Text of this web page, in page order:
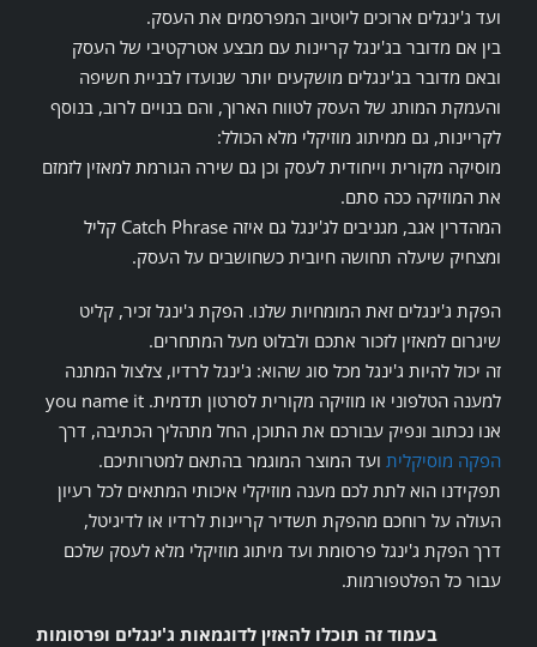
ועד ג'ינגלים ארוכים ליוטיוב המפרסמים את העסק.
בין אם מדובר בג'ינגל קריינות עם מבצע אטרקטיבי של העסק
ובאם מדובר בג'ינגלים מושקעים יותר שנועדו לבניית חשיפה
והעמקת המותג של העסק לטווח הארוך, והם בנויים לרוב, בנוסף
לקריינות, גם ממיתוג מוזיקלי מלא הכולל:
מוסיקה מקורית וייחודית לעסק וכן גם שירה הגורמת למאזין לזמזם
את המוזיקה ככה סתם.
המהדרין אגב, מגניבים לג'ינגל גם איזה Catch Phrase קליל
ומצחיק שיעלה תחושה חיובית כשחושבים על העסק.
הפקת ג'ינגלים זאת המומחיות שלנו. הפקת ג'ינגל זכיר, קליט
שיגרום למאזין לזכור אתכם ולבלוט מעל המתחרים.
זה יכול להיות ג'ינגל מכל סוג שהוא: ג'ינגל לרדיו, צלצול המתנה
למענה הטלפוני או מוזיקה מקורית לסרטון תדמית. you name it
אנו נכתוב ונפיק עבורכם את התוכן, החל מתהליך הכתיבה, דרך
הפקה מוסיקלית ועד המוצר המוגמר בהתאם למטרותיכם.
תפקידנו הוא לתת לכם מענה מוזיקלי איכותי המתאים לכל רעיון
העולה על רוחכם מהפקת תשדיר קריינות לרדיו או לדיגיטל,
דרך הפקת ג'ינגל פרסומת ועד מיתוג מוזיקלי מלא לעסק שלכם
עבור כל הפלטפורמות.
בעמוד זה תוכלו להאזין לדוגמאות ג'ינגלים ופרסומות